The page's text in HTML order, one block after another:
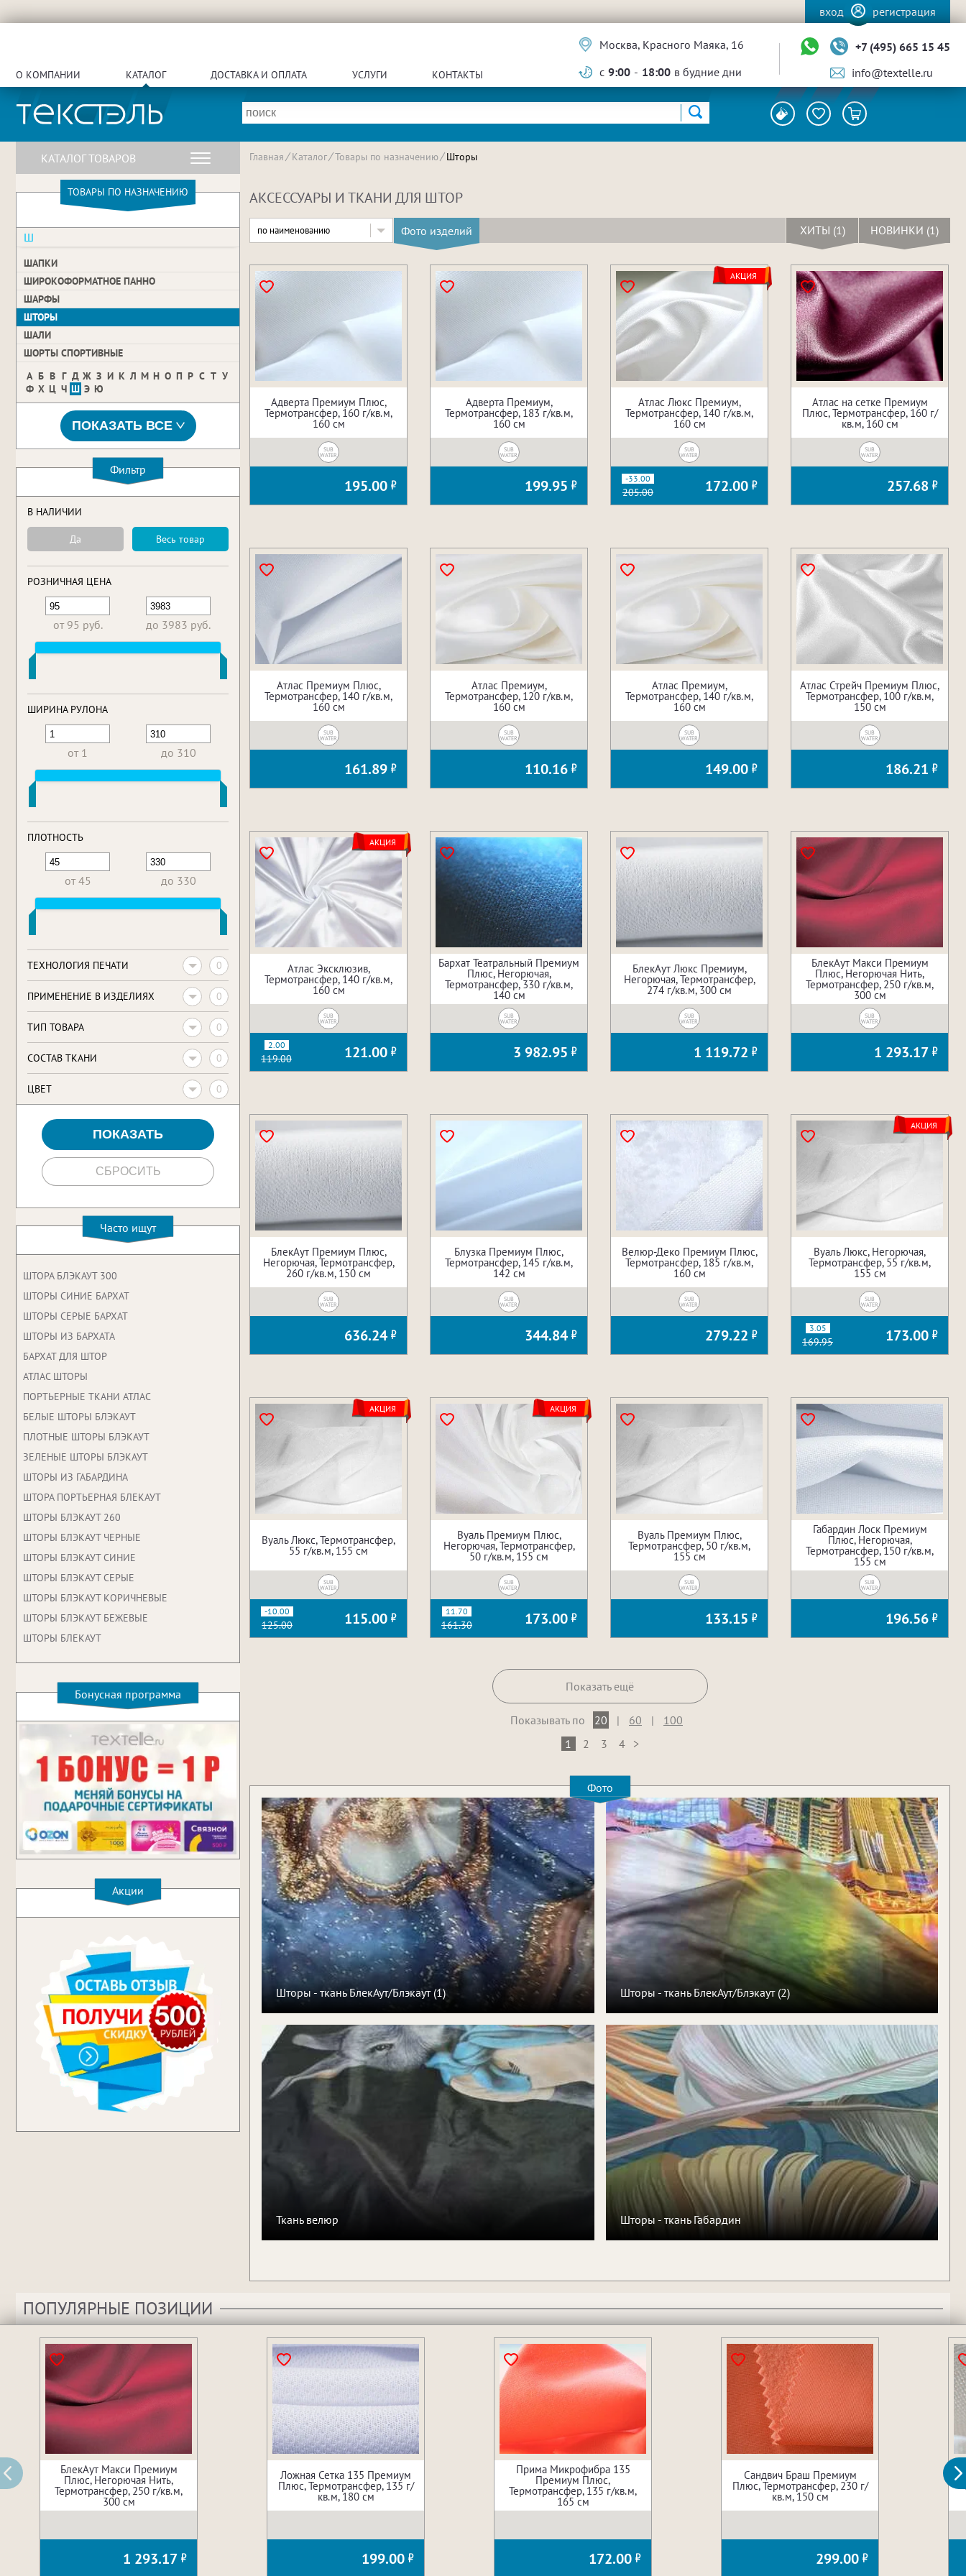
вход регистрация
О КОМПАНИИ КАТАЛОГ ДОСТАВКА И ОПЛАТА УСЛУГИ КОНТАКТЫ
Москва, Красного Маяка, 16
с 9:00 - 18:00 в будние дни
+7 (495) 665 15 45
info@textelle.ru
КАТАЛОГ ТОВАРОВ
ТОВАРЫ ПО НАЗНАЧЕНИЮ
Ш
ШАПКИ
ШИРОКОФОРМАТНОЕ ПАННО
ШАРФЫ
ШТОРЫ
ШАЛИ
ШОРТЫ СПОРТИВНЫЕ
А Б В Г Д Ж З И К Л М Н О П Р С Т У
Ф Х Ц Ч Ш Э Ю
ПОКАЗАТЬ ВСЕ
Фильтр
В НАЛИЧИИ
Да Весь товар
РОЗНИЧНАЯ ЦЕНА
от 95 руб. до 3983 руб.
ШИРИНА РУЛОНА
от 1 до 310
ПЛОТНОСТЬ
от 45 до 330
ТЕХНОЛОГИЯ ПЕЧАТИ 0
ПРИМЕНЕНИЕ В ИЗДЕЛИЯХ 0
ТИП ТОВАРА 0
CОСТАВ ТКАНИ 0
ЦВЕТ 0
Часто ищут
ШТОРА БЛЭКАУТ 300
ШТОРЫ СИНИЕ БАРХАТ
ШТОРЫ СЕРЫЕ БАРХАТ
ШТОРЫ ИЗ БАРХАТА
БАРХАТ ДЛЯ ШТОР
АТЛАС ШТОРЫ
ПОРТЬЕРНЫЕ ТКАНИ АТЛАС
БЕЛЫЕ ШТОРЫ БЛЭКАУТ
ПЛОТНЫЕ ШТОРЫ БЛЭКАУТ
ЗЕЛЕНЫЕ ШТОРЫ БЛЭКАУТ
ШТОРЫ ИЗ ГАБАРДИНА
ШТОРА ПОРТЬЕРНАЯ БЛЕКАУТ
ШТОРЫ БЛЭКАУТ 260
ШТОРЫ БЛЭКАУТ ЧЕРНЫЕ
ШТОРЫ БЛЭКАУТ СИНИЕ
ШТОРЫ БЛЭКАУТ СЕРЫЕ
ШТОРЫ БЛЭКАУТ КОРИЧНЕВЫЕ
ШТОРЫ БЛЭКАУТ БЕЖЕВЫЕ
ШТОРЫ БЛЕКАУТ
Бонусная программа
Акции
Главная Каталог Товары по назначению Шторы
АКСЕССУАРЫ И ТКАНИ ДЛЯ ШТОР
по наименованию Фото изделий ХИТЫ (1) НОВИНКИ (1)
Адверта Премиум Плюс,
Термотрансфер, 160 г/кв.м,
160 см
SUB
WATER
195.00
Адверта Премиум,
Термотрансфер, 183 г/кв.м,
160 см
SUB
WATER
199.95
АКЦИЯ
Атлас Люкс Премиум,
Термотрансфер, 140 г/кв.м,
160 см
SUB
WATER
-33.00
205.00 172.00
Атлас на сетке Премиум
Плюс, Термотрансфер, 160 г/
кв.м, 160 см
SUB
WATER
257.68
Атлас Премиум Плюс,
Термотрансфер, 140 г/кв.м,
160 см
SUB
WATER
161.89
Атлас Премиум,
Термотрансфер, 120 г/кв.м,
160 см
SUB
WATER
110.16
Атлас Премиум,
Термотрансфер, 140 г/кв.м,
160 см
SUB
WATER
149.00
Атлас Стрейч Премиум Плюс,
Термотрансфер, 100 г/кв.м,
150 см
SUB
WATER
186.21
АКЦИЯ
Атлас Эксклюзив,
Термотрансфер, 140 г/кв.м,
160 см
SUB
WATER
2.00
119.00 121.00
Бархат Театральный Премиум
Плюс, Негорючая,
Термотрансфер, 330 г/кв.м,
140 см
SUB
WATER
3 982.95
БлекАут Люкс Премиум,
Негорючая, Термотрансфер,
274 г/кв.м, 300 см
SUB
WATER
1 119.72
БлекАут Макси Премиум
Плюс, Негорючая Нить,
Термотрансфер, 250 г/кв.м,
300 см
SUB
WATER
1 293.17
БлекАут Премиум Плюс,
Негорючая, Термотрансфер,
260 г/кв.м, 150 см
SUB
WATER
636.24
Блузка Премиум Плюс,
Термотрансфер, 145 г/кв.м,
142 см
SUB
WATER
344.84
Велюр-Деко Премиум Плюс,
Термотрансфер, 185 г/кв.м,
160 см
SUB
WATER
279.22
АКЦИЯ
Вуаль Люкс, Негорючая,
Термотрансфер, 55 г/кв.м,
155 см
SUB
WATER
3.05
169.95 173.00
АКЦИЯ
Вуаль Люкс, Термотрансфер,
55 г/кв.м, 155 см
SUB
WATER
-10.00
125.00 115.00
АКЦИЯ
Вуаль Премиум Плюс,
Негорючая, Термотрансфер,
50 г/кв.м, 155 см
SUB
WATER
11.70
161.30 173.00
Вуаль Премиум Плюс,
Термотрансфер, 50 г/кв.м,
155 см
SUB
WATER
133.15
Габардин Лоск Премиум
Плюс, Негорючая,
Термотрансфер, 150 г/кв.м,
155 см
SUB
WATER
196.56
Показать ещё
Показывать по 20 | 60 |
100
1
2 3 4 >
Фото
Шторы - ткань БлекАут/Блэкаут (1) Шторы - ткань БлекАут/Блэкаут (2)
Ткань велюр Шторы - ткань Габардин
ПОПУЛЯРНЫЕ ПОЗИЦИИ
БлекАут Макси Премиум
Плюс, Негорючая Нить,
Термотрансфер, 250 г/кв.м,
300 см
1 293.17
Ложная Сетка 135 Премиум
Плюс, Термотрансфер, 135 г/
кв.м, 180 см
199.00
Прима Микрофибра 135
Премиум Плюс,
Термотрансфер, 135 г/кв.м,
165 см
172.00
Сандвич Браш Премиум
Плюс, Термотрансфер, 230 г/
кв.м, 150 см
299.00